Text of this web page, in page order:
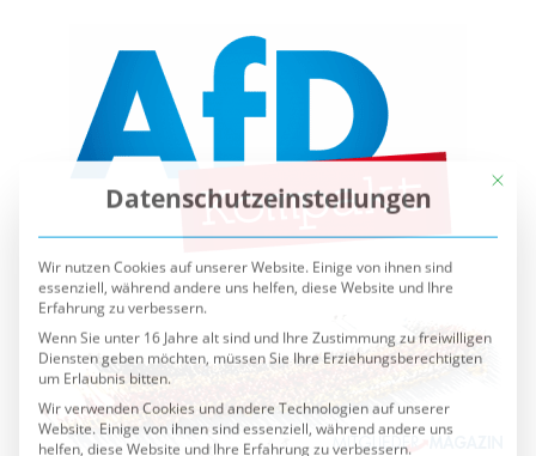
Datenschutzeinstellungen
Wir nutzen Cookies auf unserer Website. Einige von ihnen sind
essenziell, während andere uns helfen, diese Website und Ihre
Erfahrung zu verbessern.
Wenn Sie unter 16 Jahre alt sind und Ihre Zustimmung zu freiwilligen
Diensten geben möchten, müssen Sie Ihre Erziehungsberechtigten
um Erlaubnis bitten.
Wir verwenden Cookies und andere Technologien auf unserer
Website. Einige von ihnen sind essenziell, während andere uns
helfen, diese Website und Ihre Erfahrung zu verbessern.
Personenbezogene Daten können verarbeitet werden (z. B. IP-
Adressen), z. B. für personalisierte Anzeigen und Inhalte oder
Anzeigen- und Inhaltsmessung.Weitere Informationen über die
Verwendung Ihrer Daten finden Sie in unserer
Datenschutzerklärung.Sie können Ihre Auswahl jederzeit unter
Einstellungenwiderrufen oder anpassen.